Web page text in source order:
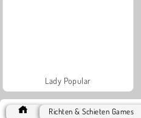
Lady Popular
Richten & Schieten Games